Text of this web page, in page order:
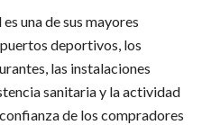
una de sus mayores
deportivos, los
las instalaciones
sanitaria y la actividad
de los compradores